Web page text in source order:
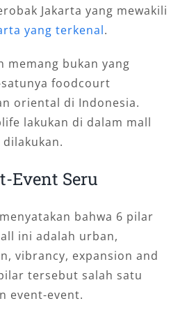
Jakarta yang mewakili
yang terkenal.
memang bukan yang
foodcourt
oriental di Indonesia.
lakukan di dalam mall
Event Seru
bahwa 6 pilar
ini adalah urban,
vibrancy, expansion and
tersebut salah satu
event-event.